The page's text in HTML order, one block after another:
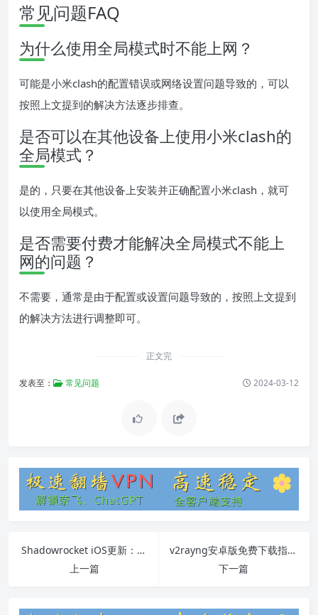
常见问题FAQ
为什么使用全局模式时不能上网？
可能是小米clash的配置错误或网络设置问题导致的，可以
按照上文提到的解决方法逐步排查。
是否可以在其他设备上使用小米clash的
全局模式？
是的，只要在其他设备上安装并正确配置小米clash，就可
以使用全局模式。
是否需要付费才能解决全局模式不能上
网的问题？
不需要，通常是由于配置或设置问题导致的，按照上文提到
的解决方法进行调整即可。
正文完
发表至： 常见问题 2024-03-12
Shadowrocket iOS更新：更新方法、常见问题解决和使用教程
上一篇
v2rayng安卓版免费下载指南
下一篇